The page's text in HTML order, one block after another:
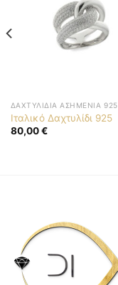
ΔΑΧΤΥΛΊΔΙΑ ΑΣΗΜΈΝΙΑ 925
Ιταλικό Δαχτυλίδι 925
80,00€